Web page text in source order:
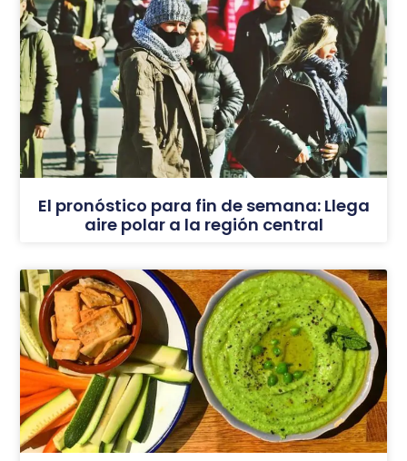
El pronóstico para fin de semana: Llega
aire polar a la región central